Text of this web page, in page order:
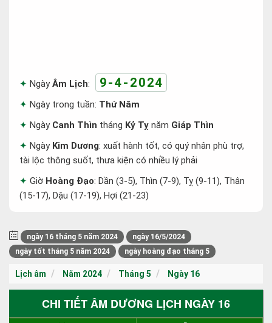
NgàyÂm Lịch: 9-4-2024
Ngày trong tuần: Thứ Năm
Ngày Canh Thìn tháng Kỷ Tỵ năm Giáp Thìn
Ngày Kim Dương: xuất hành tốt, có quý nhân phù trợ,
tài lộc thông suốt, thưa kiện có nhiều lý phải
Giờ Hoàng Đạo: Dần (3-5), Thìn (7-9), Tỵ (9-11), Thân
(15-17), Dậu (17-19), Hợi (21-23)
ngày 16 tháng 5 năm 2024
ngày 16/5/2024
ngày tốt tháng 5 năm 2024
ngày hoàng đạo tháng 5
Lịch âm Năm 2024 Tháng 5 Ngày 16
CHI TIẾT ÂM DƯƠNG LỊCH NGÀY 16